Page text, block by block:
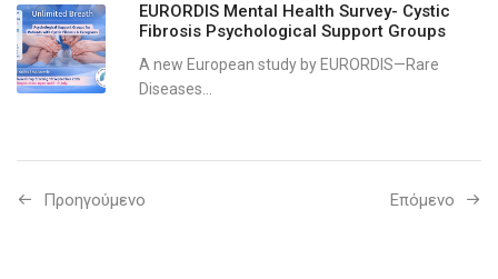
EURORDIS Mental Health Survey- Cystic
Fibrosis Psychological Support Groups
A new European study by EURORDIS—Rare
Diseases...
Προηγούμενo Επόμενο